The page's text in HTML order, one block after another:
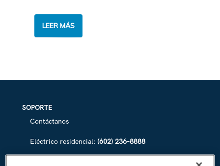
SRP’S
BATTERY
LEER MÁS
SOPORTE
Contáctanos
Eléctrico residencial: (602) 236-8888